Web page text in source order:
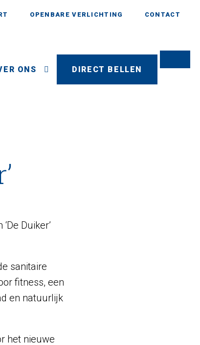
OPENBARE VERLICHTING CONTACT
ONS DIRECT BELLEN
Duiker’
sanitaire
fitness, een
en natuurlijk
het nieuwe